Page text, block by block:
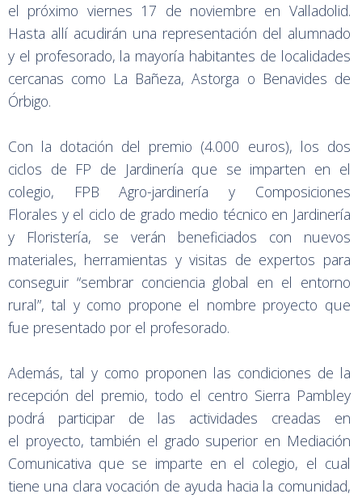
el próximo viernes 17 de noviembre en Valladolid.
Hasta allí acudirán una representación del alumnado
y el profesorado, la mayoría habitantes de localidades
cercanas como La Bañeza, Astorga o Benavides de
Órbigo.
Con la dotación del premio (4.000 euros), los dos
ciclos de FP de Jardinería que se imparten en el
colegio, FPB Agro-jardinería y Composiciones
Florales y el ciclo de grado medio técnico en Jardinería
y Floristería, se verán beneficiados con nuevos
materiales, herramientas y visitas de expertos para
conseguir “sembrar conciencia global en el entorno
rural”, tal y como propone el nombre proyecto que
fue presentado por el profesorado.
Además, tal y como proponen las condiciones de la
recepción del premio, todo el centro Sierra Pambley
podrá participar de las actividades creadas en
el proyecto, también el grado superior en Mediación
Comunicativa que se imparte en el colegio, el cual
tiene una clara vocación de ayuda hacia la comunidad,